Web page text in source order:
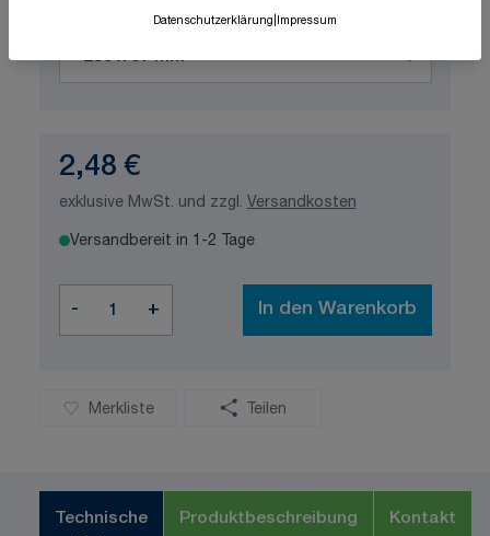
Datenschutzerklärung Impressum
2,48 €
exklusive MwSt. und zzgl. Versandkosten
Versandbereit in 1-2 Tage
- + In den Warenkorb
Merkliste Teilen
Technische
Produktbeschreibung Kontakt